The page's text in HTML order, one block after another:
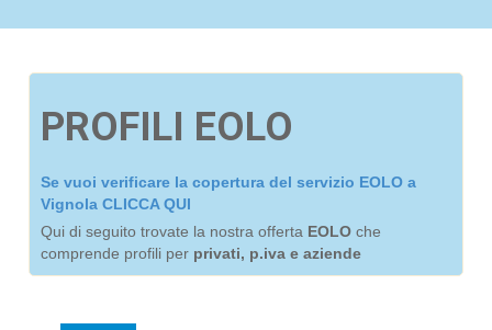
PROFILI EOLO
Se vuoi verificare la copertura del servizio EOLO a
Vignola CLICCA QUI
Qui di seguito trovate la nostra offerta EOLO che
comprende profili per privati, p.iva e aziende